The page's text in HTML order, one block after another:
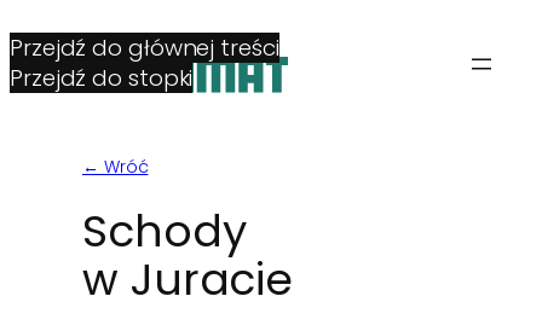
Przejdź do głównej treści
Przejdź do stopki
← Wróć
Schody
w Juracie